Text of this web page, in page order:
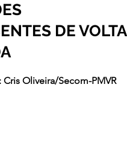
DE VOLTA
NaN de 5 estrelas.
Cris Oliveira/Secom-PMVR